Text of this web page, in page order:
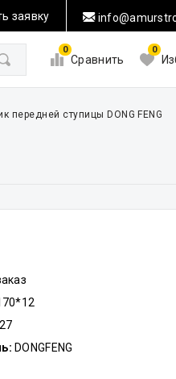
заявку
0
Сравнить
0
передней ступицы DONG FENG
DONGFENG